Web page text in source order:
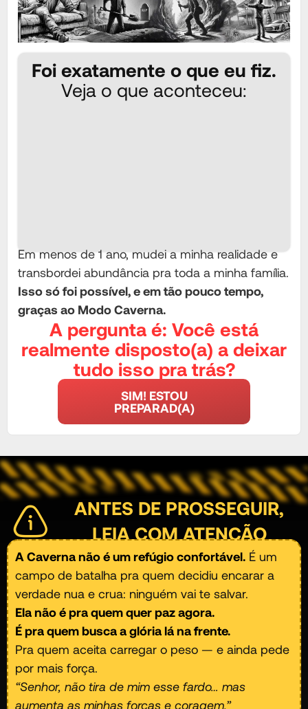
Foi exatamente o que eu fiz.
Veja o que aconteceu:
Em menos de 1 ano, mudei a minha realidade e
transbordei abundância pra toda a minha família.
Isso só foi possível, e em tão pouco tempo,
graças ao Modo Caverna.
A pergunta é: Você está
realmente disposto(a) a deixar
tudo isso pra trás?
SIM! ESTOU
PREPARAD(A)
ANTES DE PROSSEGUIR,
LEIA COM ATENÇÃO
A Caverna não é um refúgio confortável. É um
campo de batalha pra quem decidiu encarar a
verdade nua e crua: ninguém vai te salvar.
Ela não é pra quem quer paz agora.
É pra quem busca a glória lá na frente.
Pra quem aceita carregar o peso — e ainda pede
por mais força.
“Senhor, não tira de mim esse fardo… mas
aumenta as minhas forças e coragem.”